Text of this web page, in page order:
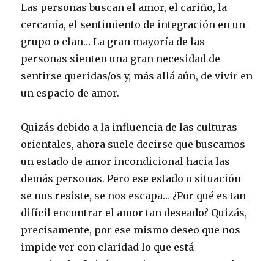
Las personas buscan el amor, el cariño, la
cercanía, el sentimiento de integración en un
grupo o clan… La gran mayoría de las
personas sienten una gran necesidad de
sentirse queridas/os y, más allá aún, de vivir en
un espacio de amor.
Quizás debido a la influencia de las culturas
orientales, ahora suele decirse que buscamos
un estado de amor incondicional hacia las
demás personas. Pero ese estado o situación
se nos resiste, se nos escapa… ¿Por qué es tan
difícil encontrar el amor tan deseado? Quizás,
precisamente, por ese mismo deseo que nos
impide ver con claridad lo que está